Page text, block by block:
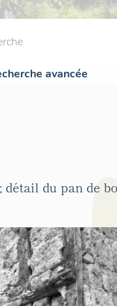
avancée
du pan de